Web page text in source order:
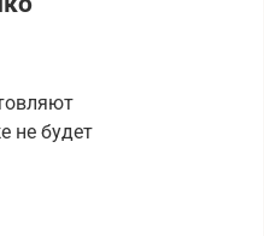
не бу­дет